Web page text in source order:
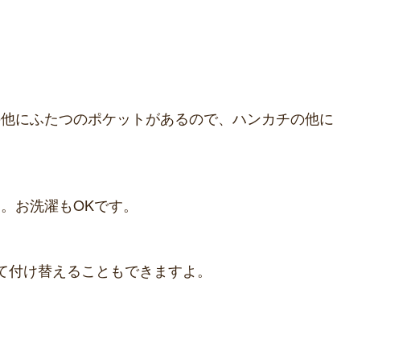
にふたつのポケットがあるので、ハンカチの他に
お洗濯もOKです。
け替えることもできますよ。